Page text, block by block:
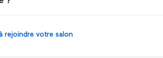
rejoindre votre salon